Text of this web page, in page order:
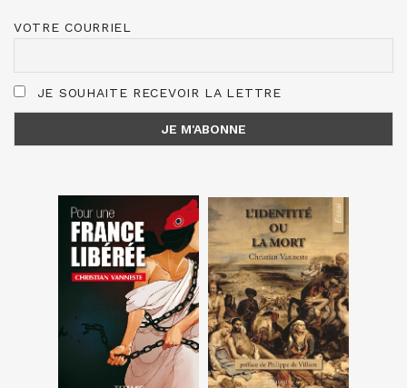
VOTRE COURRIEL
JE SOUHAITE RECEVOIR LA LETTRE